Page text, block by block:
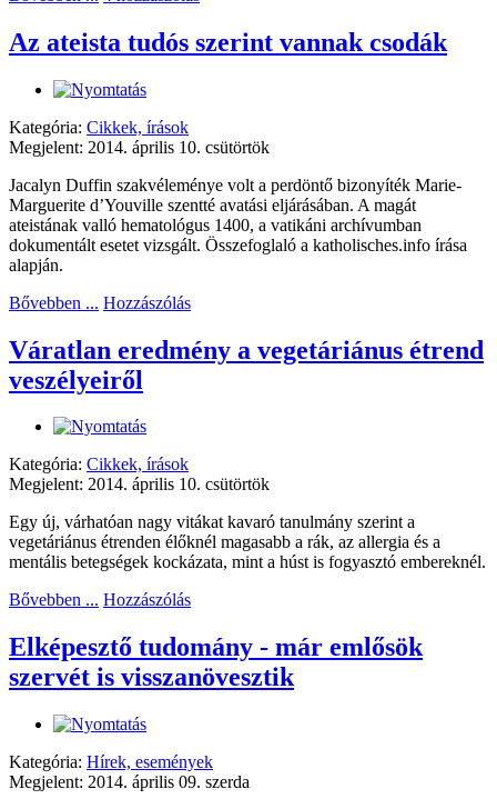
Az ateista tudós szerint vannak csodák
Kategória: Cikkek, írások
Megjelent: 2014. április 10. csütörtök
Jacalyn Duffin szakvéleménye volt a perdöntő bizonyíték Marie-
Marguerite d’Youville szentté avatási eljárásában. A magát
ateistának valló hematológus 1400, a vatikáni archívumban
dokumentált esetet vizsgált. Összefoglaló a katholisches.info írása
alapján.
Bővebben ... Hozzászólás
Váratlan eredmény a vegetáriánus étrend
veszélyeiről
Kategória: Cikkek, írások
Megjelent: 2014. április 10. csütörtök
Egy új, várhatóan nagy vitákat kavaró tanulmány szerint a
vegetáriánus étrenden élőknél magasabb a rák, az allergia és a
mentális betegségek kockázata, mint a húst is fogyasztó embereknél.
Bővebben ... Hozzászólás
Elképesztő tudomány - már emlősök
szervét is visszanövesztik
Kategória: Hírek, események
Megjelent: 2014. április 09. szerda